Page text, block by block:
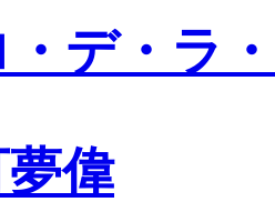
・デ・ラ
偉